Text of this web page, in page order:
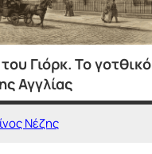
Γιόρκ. Το γοτθικό
Αγγλίας
Νέζης